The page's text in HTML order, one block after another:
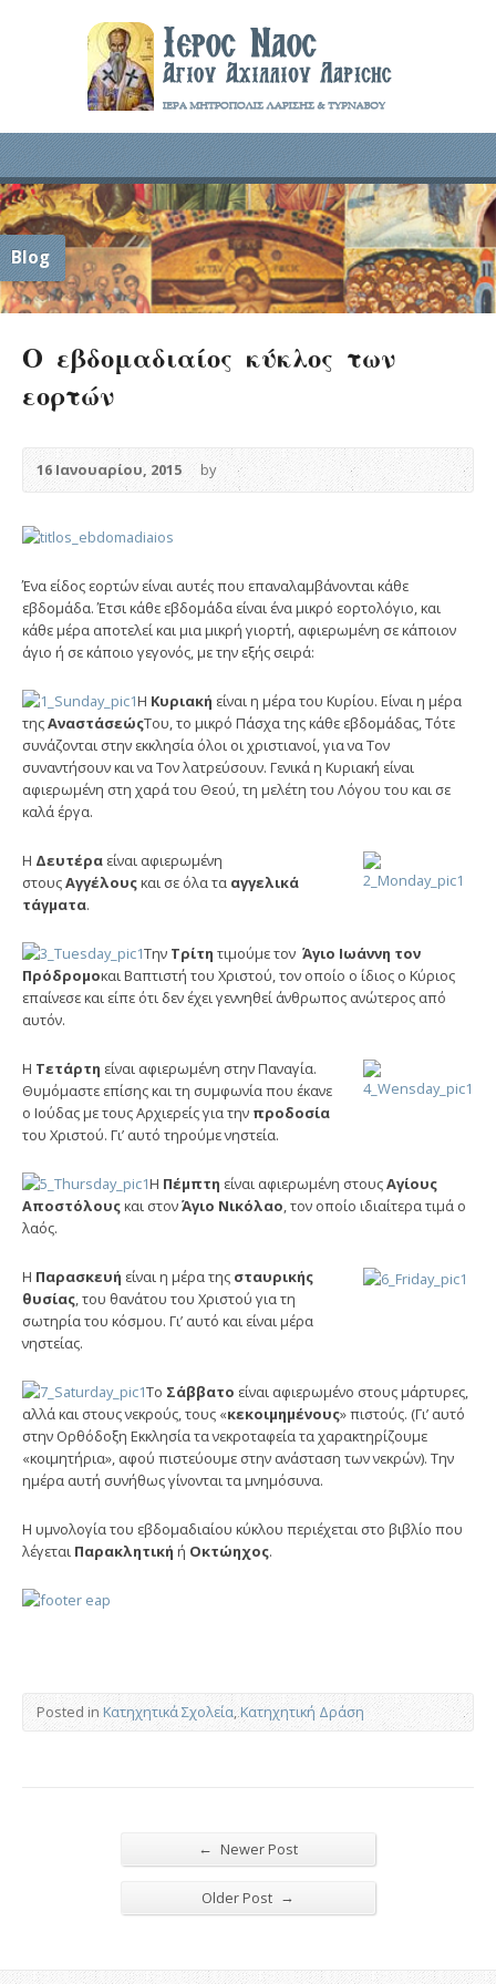
Blog
Ο εβδομαδιαίος κύκλος των
εορτών
16 Ιανουαρίου, 2015 by
Ένα είδος εορτών είναι αυτές που επαναλαμβάνονται κάθε
εβδομάδα. Έτσι κάθε εβδομάδα είναι ένα μικρό εορτολόγιο, και
κάθε μέρα αποτελεί και μια μικρή γιορτή, αφιερωμένη σε κάποιον
άγιο ή σε κάποιο γεγονός, με την εξής σειρά:
Η Κυριακή είναι η μέρα του Κυρίου. Είναι η μέρα
τηςΑναστάσεώςΤου, το μικρό Πάσχα της κάθε εβδομάδας, Τότε
συνάζονται στην εκκλησία όλοι οι χριστιανοί, για να Τον
συναντήσουν και να Τον λατρεύσουν. Γενικά η Κυριακή είναι
αφιερωμένη στη χαρά του Θεού, τη μελέτη του Λόγου του και σε
καλά έργα.
Η Δευτέρα είναι αφιερωμένη
στουςΑγγέλουςκαι σε όλα τα αγγελικά
τάγματα.
Την Τρίτη τιμούμε τον Άγιο Ιωάννη τον
Πρόδρομοκαι Βαπτιστή του Χριστού, τον οποίο ο ίδιος ο Κύριος
επαίνεσε και είπε ότι δεν έχει γεννηθεί άνθρωπος ανώτερος από
αυτόν.
Η Τετάρτη είναι αφιερωμένη στην Παναγία.
Θυμόμαστε επίσης και τη συμφωνία που έκανε
ο Ιούδας με τους Αρχιερείς για την προδοσία
του Χριστού. Γι’ αυτό τηρούμε νηστεία.
Η Πέμπτη είναι αφιερωμένη στουςΑγίους
Αποστόλουςκαι στονΆγιο Νικόλαο, τον οποίο ιδιαίτερα τιμά ο
λαός.
Η Παρασκευή είναι η μέρα της σταυρικής
θυσίας, του θανάτου του Χριστού για τη
σωτηρία του κόσμου. Γι’ αυτό και είναι μέρα
νηστείας.
Το Σάββατο είναι αφιερωμένο στους μάρτυρες,
αλλά και στους νεκρούς, τους «κεκοιμημένους» πιστούς. (Γι’ αυτό
στην Ορθόδοξη Εκκλησία τα νεκροταφεία τα χαρακτηρίζουμε
«κοιμητήρια», αφού πιστεύουμε στην ανάσταση των νεκρών). Την
ημέρα αυτή συνήθως γίνονται τα μνημόσυνα.
Η υμνολογία του εβδομαδιαίου κύκλου περιέχεται στο βιβλίο που
λέγεται Παρακλητική ή Οκτώηχος.
Posted in Κατηχητικά Σχολεία,Κατηχητική Δράση
← Newer Post
Older Post →